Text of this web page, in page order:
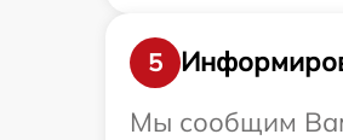
5
Мы сообщим